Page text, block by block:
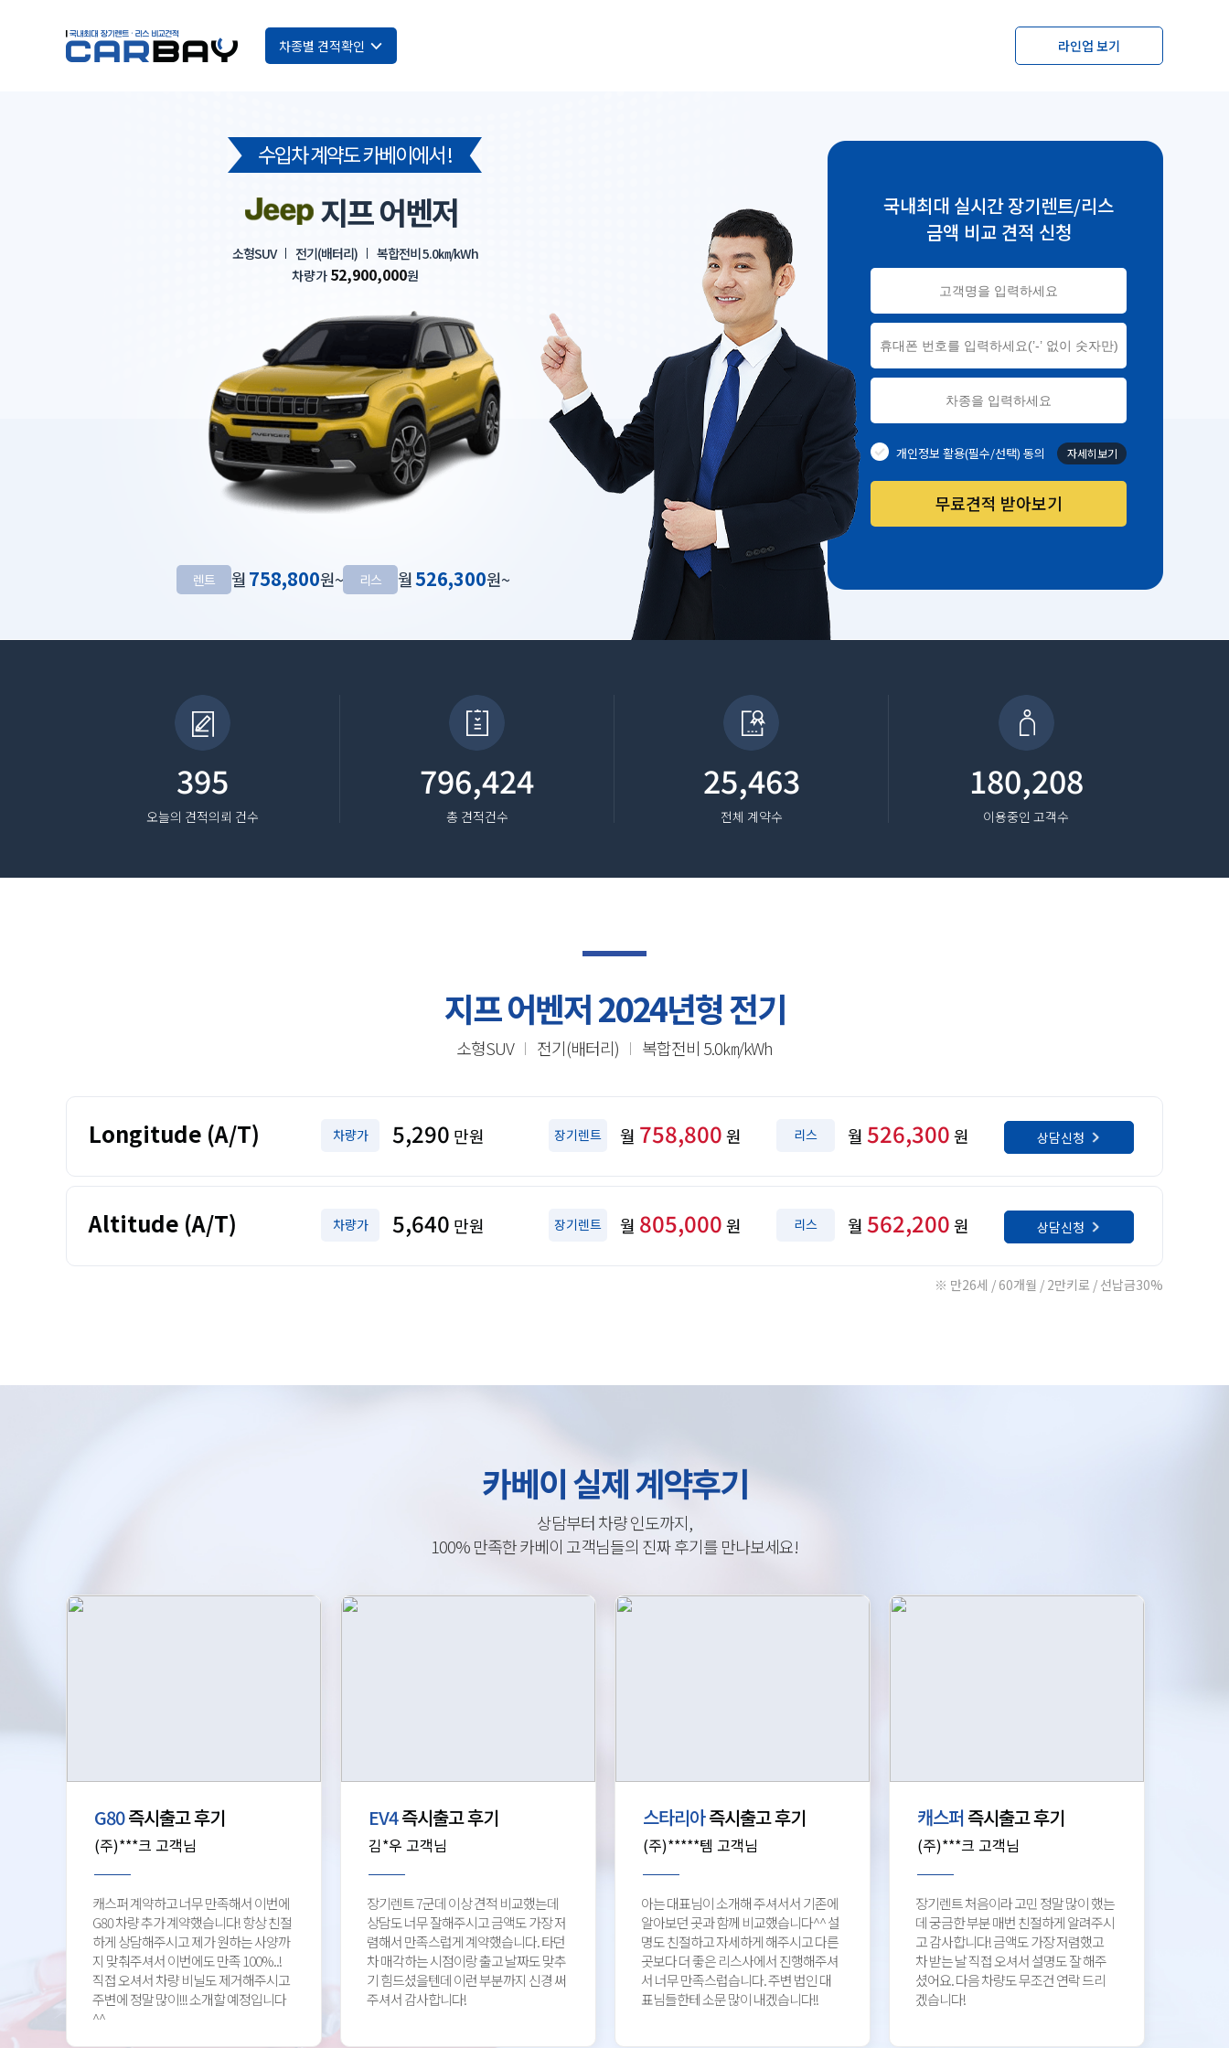
차종별 견적확인 라인업 보기
수입차 계약도 카베이에서 !
지프 어벤저
소형SUV 전기(배터리)
복합전비 5.0㎞/kWh
차량가 52,900,000원
렌트 월758,800원~ 리스 월526,300원~
국내최대 실시간 장기렌트/리스
금액 비교 견적 신청
개인정보 활용(필수/선택) 동의 자세히보기
무료견적 받아보기
395
오늘의 견적의뢰 건수
796,424
총 견적건수
25,463
전체 계약수
180,208
이용중인 고객수
지프 어벤저 2024년형 전기
소형SUV 전기(배터리) 복합전비 5.0㎞/kWh
Longitude (A/T) 차량가 5,290 만원 장기렌트 월 758,800원 리스 월 526,300원 상담신청
Altitude (A/T) 차량가 5,640 만원 장기렌트 월 805,000원 리스 월 562,200원 상담신청
※ 만26세 / 60개월 / 2만키로 / 선납금30%
카베이 실제 계약후기
상담부터 차량 인도까지,
100% 만족한 카베이 고객님들의 진짜 후기를 만나보세요!
G80즉시출고 후기
(주)***크 고객님
캐스퍼 계약하고 너무 만족해서 이번에
G80 차량 추가 계약했습니다! 항상 친절
하게 상담해주시고 제가 원하는 사양까
지 맞춰주셔서 이번에도 만족 100%..!
직접 오셔서 차량 비닐도 제거해주시고
주변에 정말 많이!!! 소개할 예정입니다
^^
EV4즉시출고 후기
김*우 고객님
장기렌트 7군데 이상 견적 비교했는데
상담도 너무 잘해주시고 금액도 가장 저
렴해서 만족스럽게 계약했습니다. 타던
차 매각하는 시점이랑 출고 날짜도 맞추
기 힘드셨을텐데 이런 부분까지 신경 써
주셔서 감사합니다!
스타리아즉시출고 후기
(주)*****템 고객님
아는 대표님이 소개해 주셔서서 기존에
알아보던 곳과 함께 비교했습니다^^ 설
명도 친절하고 자세하게 해주시고 다른
곳보다 더 좋은 리스사에서 진행해주셔
서 너무 만족스럽습니다. 주변 법인 대
표님들한테 소문 많이 내겠습니다!!
캐스퍼 즉시출고 후기
(주)***크 고객님
장기렌트 처음이라 고민 정말 많이 했는
데 궁금한 부분 매번 친절하게 알려주시
고 감사합니다! 금액도 가장 저렴했고
차 받는 날 직접 오셔서 설명도 잘 해주
셨어요. 다음 차량도 무조건 연락 드리
겠습니다!